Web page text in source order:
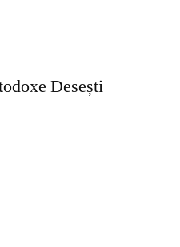
Desești